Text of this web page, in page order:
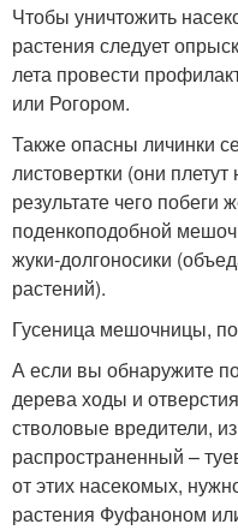
Чтобы уничтожить
растения следует
лета провести
или Рогором.
Также опасны личинки
листовертки (они
результате чего побеги
поденкоподобной
жуки-долгоносики
растений).
Гусеница мешочницы,
А если вы обнаружите
дерева ходы и
стволовые вредители,
распространенный –
от этих насекомых,
растения Фуфаноном